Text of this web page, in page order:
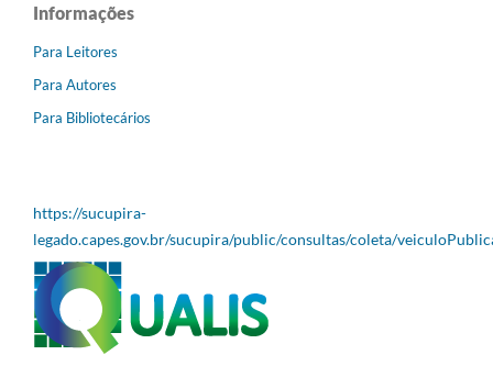
Informações
Para Leitores
Para Autores
Para Bibliotecários
https://sucupira-
legado.capes.gov.br/sucupira/public/consultas/coleta/